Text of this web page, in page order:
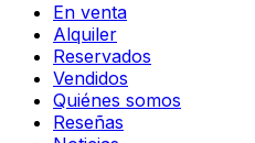
En venta
Alquiler
Reservados
Vendidos
Quiénes somos
Reseñas